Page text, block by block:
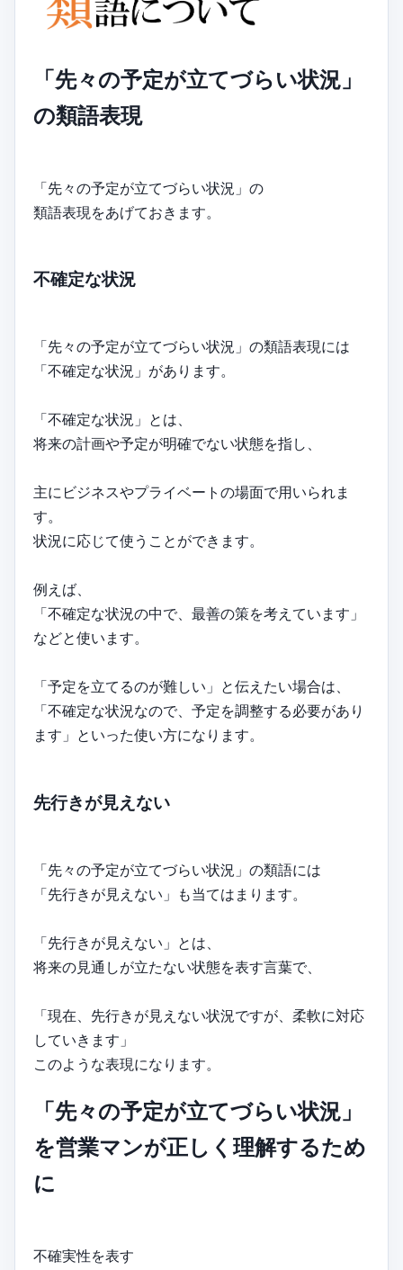
「先々の予定が立てづらい状況」
の類語表現
「先々の予定が立てづらい状況」の
類語表現をあげておきます。
不確定な状況
「先々の予定が立てづらい状況」の類語表現には
「不確定な状況」があります。
「不確定な状況」とは、
将来の計画や予定が明確でない状態を指し、
主にビジネスやプライベートの場面で用いられま
す。
状況に応じて使うことができます。
例えば、
「不確定な状況の中で、最善の策を考えています」
などと使います。
「予定を立てるのが難しい」と伝えたい場合は、
「不確定な状況なので、予定を調整する必要があり
ます」といった使い方になります。
先行きが見えない
「先々の予定が立てづらい状況」の類語には
「先行きが見えない」も当てはまります。
「先行きが見えない」とは、
将来の見通しが立たない状態を表す言葉で、
「現在、先行きが見えない状況ですが、柔軟に対応
していきます」
このような表現になります。
「先々の予定が立てづらい状況」
を営業マンが正しく理解するため
に
不確実性を表す